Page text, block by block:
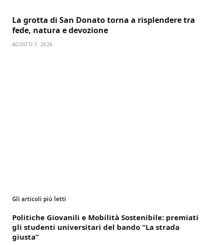
La grotta di San Donato torna a risplendere tra
fede, natura e devozione
AGOSTO 7, 2026
Gli articoli più letti
Politiche Giovanili e Mobilità Sostenibile: premiati
gli studenti universitari del bando “La strada
giusta”